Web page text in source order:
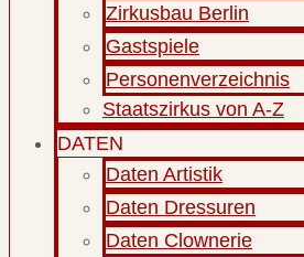
Zirkusbau Berlin
Gastspiele
Personenverzeichnis
Staatszirkus von A-Z
DATEN
Daten Artistik
Daten Dressuren
Daten Clownerie